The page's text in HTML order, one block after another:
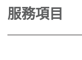
服務項目